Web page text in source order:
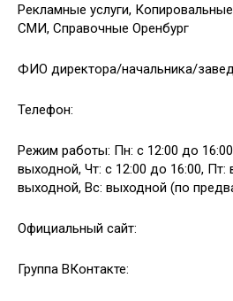
Рекламные услуги,
СМИ, Справочные Оренбург
ФИО директора/начальника/
Телефон:
Режим работы: Пн: с 12:00 до
выходной, Чт: с 12:00 до 16:00, Пт:
выходной, Вс: выходной (по
Официальный сайт:
Группа ВКонтакте: